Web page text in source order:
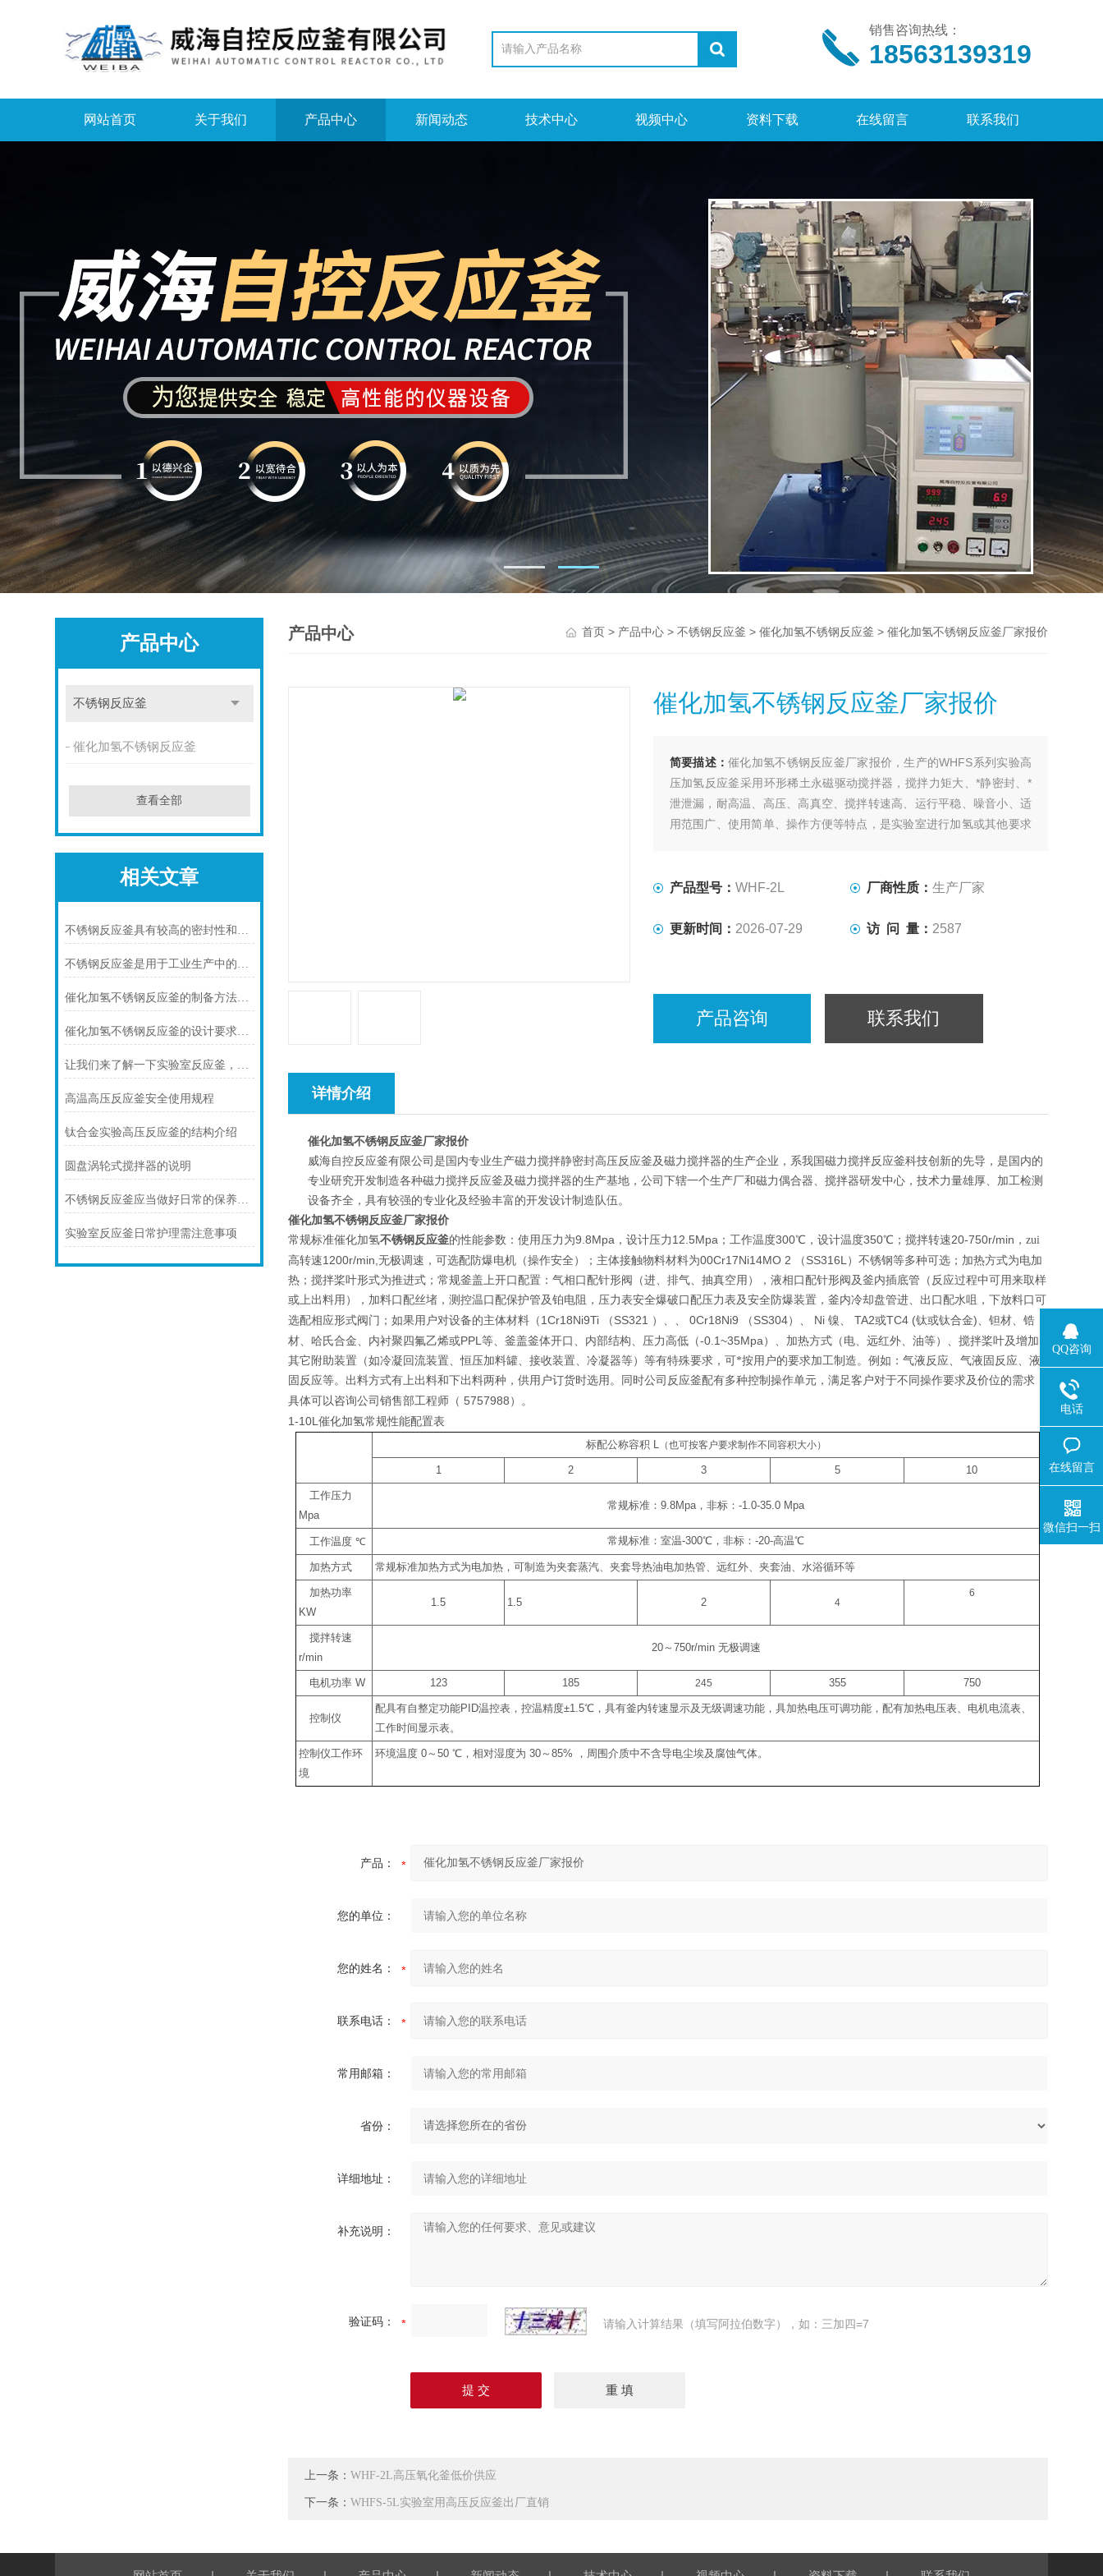
销售咨询热线：
18563139319
网站首页 关于我们 产品中心 新闻动态 技术中心 视频中心 资料下载 在线留言 联系我们
产品中心
不锈钢反应釜
催化加氢不锈钢反应釜
查看全部
相关文章
不锈钢反应釜具有较高的密封性和可靠性
不锈钢反应釜是用于工业生产中的设备
催化加氢不锈钢反应釜的制备方法及应用
催化加氢不锈钢反应釜的设计要求及结构分析
让我们来了解一下实验室反应釜，看你有没有不知道的！
高温高压反应釜安全使用规程
钛合金实验高压反应釜的结构介绍
圆盘涡轮式搅拌器的说明
不锈钢反应釜应当做好日常的保养和保护
实验室反应釜日常护理需注意事项
产品中心 首页> 产品中心> 不锈钢反应釜 > 催化加氢不锈钢反应釜 > 催化加氢不锈钢反应釜厂家报价
催化加氢不锈钢反应釜厂家报价
简要描述：催化加氢不锈钢反应釜厂家报价，生产的WHFS系列实验高
压加氢反应釜采用环形稀土永磁驱动搅拌器，搅拌力矩大、*静密封、*
泄泄漏，耐高温、高压、高真空、搅拌转速高、运行平稳、噪音小、适
用范围广、使用简单、操作方便等特点，是实验室进行加氢或其他要求
产品型号： WHF-2L 厂商性质：生产厂家
更新时间： 2026-07-29 访 问 量： 2587
产品咨询 联系我们
详情介绍
催化加氢不锈钢反应釜厂家报价
威海自控反应釜有限公司是国内专业生产磁力搅拌静密封高压反应釜及磁力搅拌器的生产企业，系我国磁力搅拌反应釜科技创新的先导，是国内的
专业研究开发制造各种磁力搅拌反应釜及磁力搅拌器的生产基地，公司下辖一个生产厂和磁力偶合器、搅拌器研发中心，技术力量雄厚、加工检测
设备齐全，具有较强的专业化及经验丰富的开发设计制造队伍。
催化加氢不锈钢反应釜厂家报价
常规标准催化加氢不锈钢反应釜的性能参数：使用压力为9.8Mpa ，设计压力 12.5Mpa ；工作温度300℃，设计温度350℃；搅拌转速20-750r/min ，zui
高转速1200r/min,无极调速，可选配防爆电机（操作安全）；主体接触物料材料为00Cr17Ni14MO 2 （ SS316L ）不锈钢等多种可选；加热方式为电加
热；搅拌桨叶形式为推进式；常规釜盖上开口配置：气相口配针形阀（进、排气、抽真空用），液相口配针形阀及釜内插底管（反应过程中可用来取样
或上出料用），加料口配丝堵，测控温口配保护管及铂电阻，压力表安全爆破口配压力表及安全防爆装置，釜内冷却盘管进、出口配水咀，下放料口可
选配相应形式阀门；如果用户对设备的主体材料（ 1Cr18Ni9Ti （ SS321 ）、、 0Cr18Ni9 （ SS304）、 Ni镍、 TA2或TC4 (钛或钛合金)、钽材、锆
材、哈氏合金、内衬聚四氟乙烯或PPL等、釜盖釜体开口、内部结构、压力高低（-0.1~35Mpa ）、加热方式（电、远红外、油等）、搅拌桨叶及增加
其它附助装置（如冷凝回流装置、恒压加料罐、接收装置、冷凝器等）等有特殊要求，可*按用户的要求加工制造。例如：气液反应、气液固反应、液
固反应等。出料方式有上出料和下出料两种，供用户订货时选用。同时公司反应釜配有多种控制操作单元，满足客户对于不同操作要求及价位的需求，
具体可以咨询公司销售部工程师（ 5757988 ）。
1-10L催化加氢常规性能配置表
标配公称容积 L（也可按客户要求制作不同容积大小）
1 2 3 5 10
工作压力
Mpa
常规标准：9.8Mpa，非标：-1.0-35.0 Mpa
工作温度 ℃ 常规标准：室温-300℃ ，非标：-20-高温℃
加热方式 常规标准加热方式为电加热，可制造为夹套蒸汽、夹套导热油电加热管、远红外、夹套油、水浴循环等
加热功率
KW
1.5 1.5 2 4
6
搅拌转速
r/min
20～ 750r/min 无极调速
电机功率 W 123 185 245 355 750
控制仪
配具有自整定功能PID温控表，控温精度±1.5℃ ，具有釜内转速显示及无级调速功能，具加热电压可调功能，配有加热电压表、电机电流表、
工作时间显示表。
控制仪工作环
境
环境温度 0～50℃ ，相对湿度为 30～85% ，周围介质中不含导电尘埃及腐蚀气体。
产品：
您的单位：
您的姓名：
联系电话：
常用邮箱：
省份：
详细地址：
补充说明：
验证码： 请输入计算结果（填写阿拉伯数字），如：三加四=7
上一条：WHF-2L高压氧化釜低价供应
下一条：WHFS-5L实验室用高压反应釜出厂直销
QQ咨询
电话
在线留言
微信扫一扫